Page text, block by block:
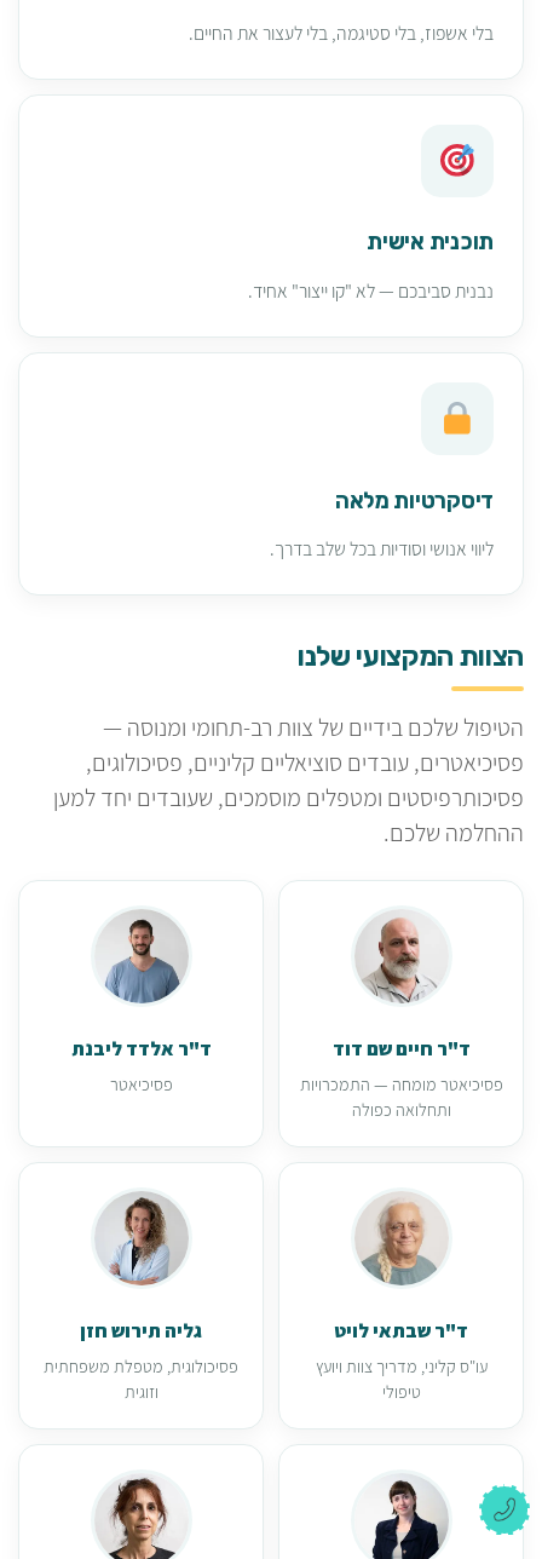
בלי אשפוז, בלי סטיגמה, בלי לעצור את החיים.
תוכנית אישית
נבנית סביבכם — לא "קו ייצור" אחיד.
דיסקרטיות מלאה
ליווי אנושי וסודיות בכל שלב בדרך.
הצוות המקצועי שלנו
הטיפול שלכם בידיים של צוות רב-תחומי ומנוסה —
פסיכיאטרים, עובדים סוציאליים קליניים, פסיכולוגים,
פסיכותרפיסטים ומטפלים מוסמכים, שעובדים יחד למען
ההחלמה שלכם.
ד"ר חיים שם דוד
פסיכיאטר מומחה — התמכרויות
ותחלואה כפולה
ד"ר אלדד ליבנת
פסיכיאטר
ד"ר שבתאי לויט
עו"ס קליני, מדריך צוות ויועץ
טיפולי
גליה תירוש חזן
פסיכולוגית, מטפלת משפחתית
וזוגית